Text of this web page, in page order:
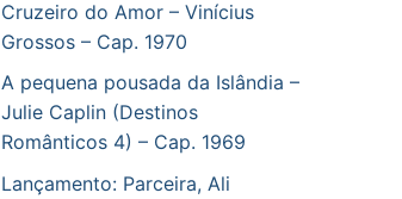
Cruzeiro do Amor – Vinícius
Grossos – Cap. 1970
A pequena pousada da Islândia –
Julie Caplin (Destinos
Românticos 4) – Cap. 1969
Lançamento: Parceira, Ali